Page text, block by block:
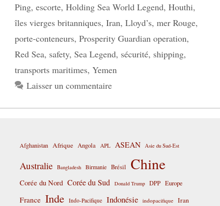
Ping, escorte, Holding Sea World Legend, Houthi,
îles vierges britanniques, Iran, Lloyd’s, mer Rouge,
porte-conteneurs, Prosperity Guardian operation,
Red Sea, safety, Sea Legend, sécurité, shipping,
transports maritimes, Yemen
Laisser un commentaire
Afghanistan Afrique Angola APL ASEAN Asie du Sud-Est
Australie Bangladesh Birmanie Brésil Chine
Corée du Nord Corée du Sud Donald Trump DPP Europe
France Inde Indo-Pacifique Indonésie indopacifique Iran